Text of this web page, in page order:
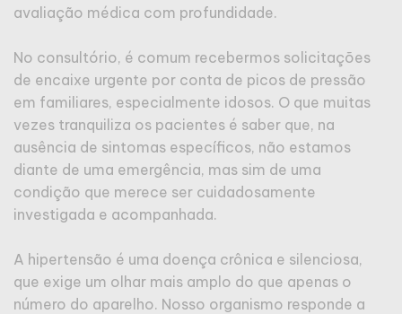
avaliação médica com profundidade.
No consultório, é comum recebermos solicitações
de encaixe urgente por conta de picos de pressão
em familiares, especialmente idosos. O que muitas
vezes tranquiliza os pacientes é saber que, na
ausência de sintomas específicos, não estamos
diante de uma emergência, mas sim de uma
condição que merece ser cuidadosamente
investigada e acompanhada.
A hipertensão é uma doença crônica e silenciosa,
que exige um olhar mais amplo do que apenas o
número do aparelho. Nosso organismo responde a